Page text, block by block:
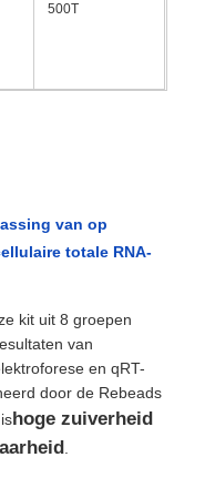
extractie
500T
van op
totale RNA-
kit uit 8 groepen
van
en qRT-
door de Rebeads
hoge zuiverheid